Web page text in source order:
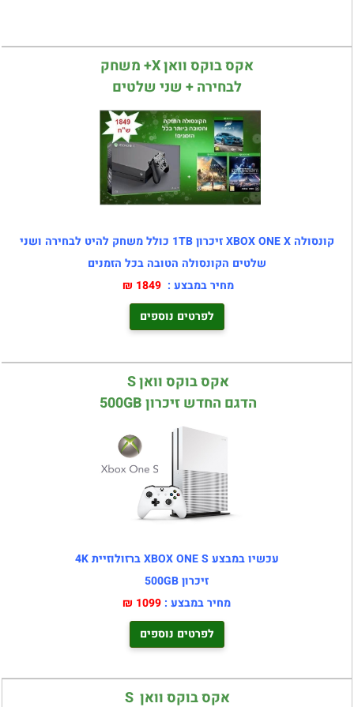
אקס בוקס וואן X+ משחק
לבחירה + שני שלטים
קונסולה XBOX ONE X זיכרון 1TB כולל משחק להיט לבחירה ושני
שלטים הקונסולה הטובה בכל הזמנים
מחיר במבצע : 1849 ₪
לפרטים נוספים
אקס בוקס וואן S
הדגם החדש זיכרון 500GB
עכשיו במבצע XBOX ONE S ברזולוזיית 4K
זיכרון 500GB
מחיר במבצע : 1099 ₪
לפרטים נוספים
אקס בוקס וואן S